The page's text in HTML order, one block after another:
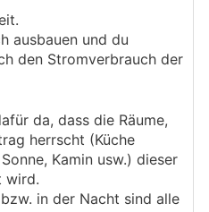
stellen.
ausbauen und du
den Stromverbrauch der
da, dass die Räume,
herrscht (Küche
Kamin usw.) dieser
wird.
in der Nacht sind alle